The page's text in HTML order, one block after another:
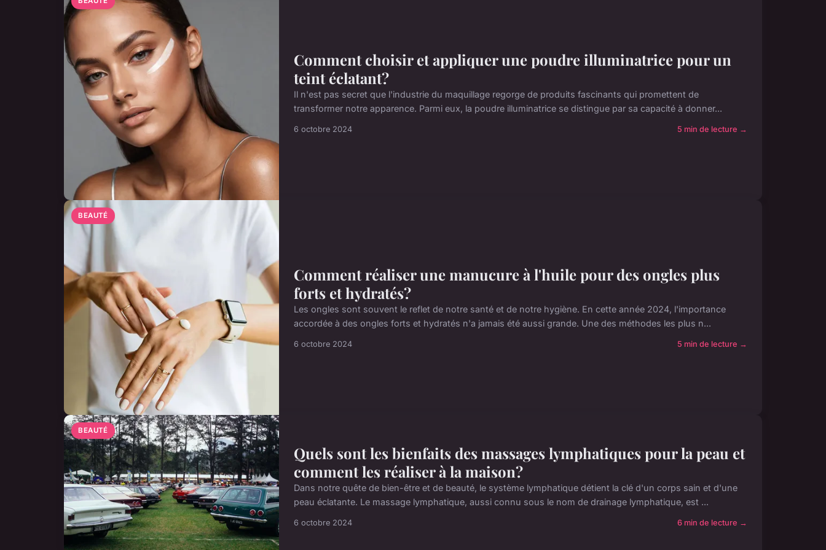
Comment choisir et appliquer une poudre illuminatrice pour un
teint éclatant?
Il n'est pas secret que l'industrie du maquillage regorge de produits fascinants qui promettent de
transformer notre apparence. Parmi eux, la poudre illuminatrice se distingue par sa capacité à donner...
6 octobre 2024 5 min de lecture →
BEAUTÉ
Comment réaliser une manucure à l'huile pour des ongles plus
forts et hydratés?
Les ongles sont souvent le reflet de notre santé et de notre hygiène. En cette année 2024, l'importance
accordée à des ongles forts et hydratés n'a jamais été aussi grande. Une des méthodes les plus n...
6 octobre 2024 5 min de lecture →
BEAUTÉ
Quels sont les bienfaits des massages lymphatiques pour la peau et
comment les réaliser à la maison?
Dans notre quête de bien-être et de beauté, le système lymphatique détient la clé d'un corps sain et d'une
peau éclatante. Le massage lymphatique, aussi connu sous le nom de drainage lymphatique, est ...
6 octobre 2024 6 min de lecture →